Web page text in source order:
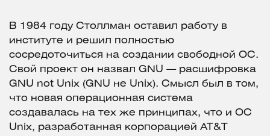
В 1984 году Столлман оставил работу в
институте и решил полностью
сосредоточиться на создании свободной ОС.
Свой проект он назвал GNU — расшифровка
GNU not Unix (GNU не Unix). Смысл был в том,
что новая операционная система
создавалась на тех же принципах, что и ОС
Unix, разработанная корпорацией AT&T